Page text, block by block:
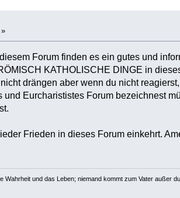
Forum finden es ein gutes und
KATHOLISCHE DINGE in
drängen aber wenn du nicht
und Eurcharististes Forum bezeichnest
Frieden in dieses Forum einkehrt.
Wahrheit und das Leben; niemand kommt zum Vater außer